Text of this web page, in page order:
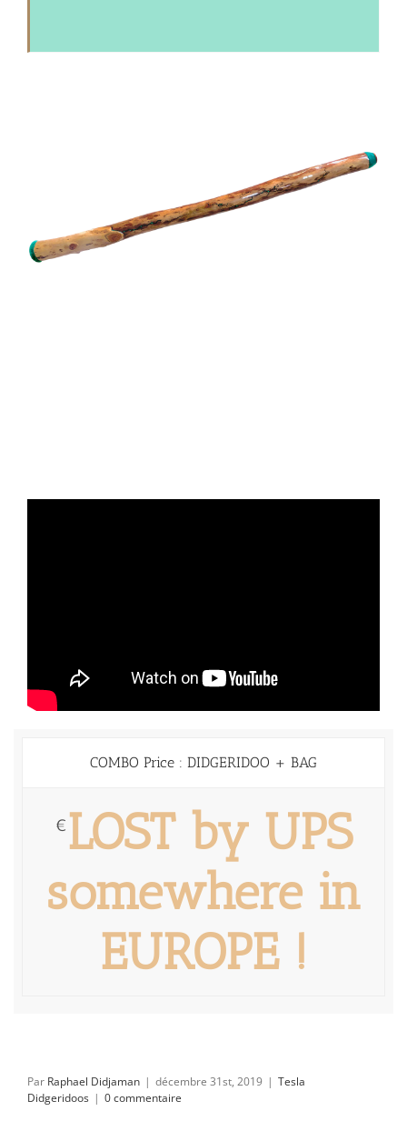
COMBO Price : DIDGERIDOO + BAG
€LOST by UPS
somewhere in
EUROPE !
Par Raphael Didjaman | décembre 31st, 2019 | Tesla
Didgeridoos | 0 commentaire